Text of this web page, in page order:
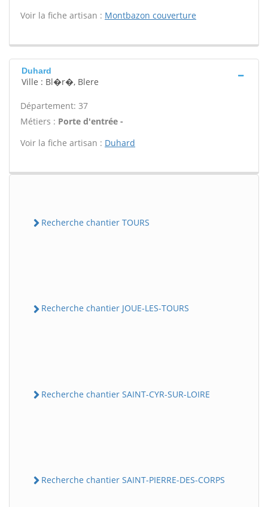
Voir la fiche artisan : Montbazon couverture
Duhard
Ville : Bl�r�, Blere
Département: 37
Métiers : Porte d'entrée -
Voir la fiche artisan : Duhard
Recherche chantier TOURS
Recherche chantier JOUE-LES-TOURS
Recherche chantier SAINT-CYR-SUR-LOIRE
Recherche chantier SAINT-PIERRE-DES-CORPS